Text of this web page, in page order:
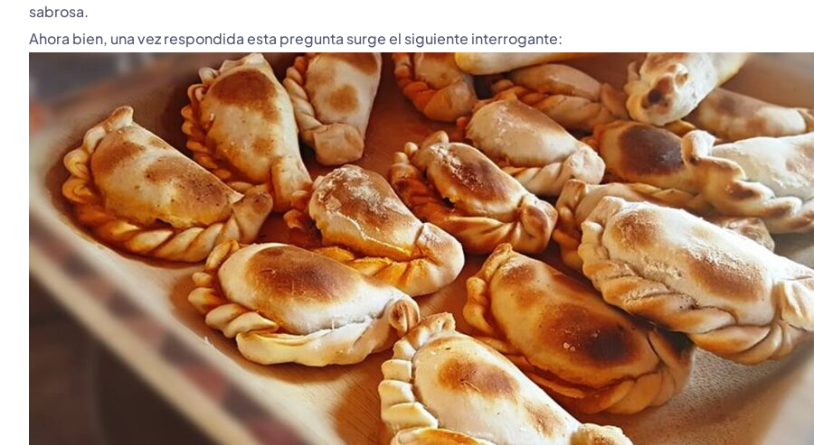
sabrosa.
Ahora bien, una vez respondida esta pregunta surge el siguiente interrogante: